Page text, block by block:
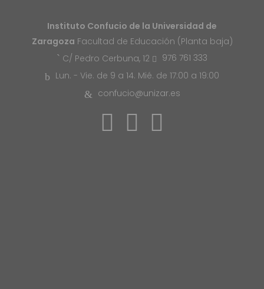
Instituto Confucio de la Universidad de
Zaragoza Facultad de Educación (Planta baja)
C/ Pedro Cerbuna, 12
976 761 333
Lun. - Vie. de 9 a 14. Mié. de 17:00 a 19:00
confucio@unizar.es